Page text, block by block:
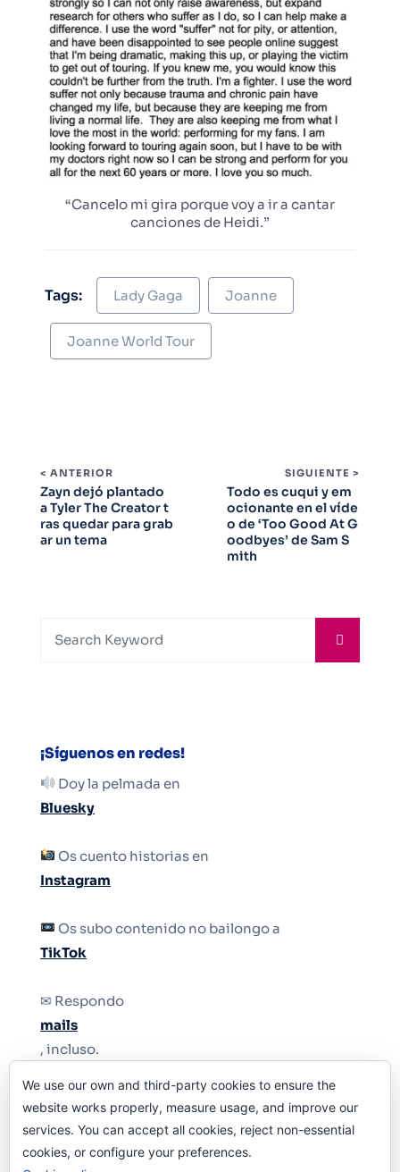
“Cancelo mi gira porque voy a ir a cantar
canciones de Heidi.”
Tags: Lady Gaga Joanne
Joanne World Tour
< ANTERIOR
Zayn dejó plantado
a Tyler The Creator t
ras quedar para grab
ar un tema
SIGUIENTE >
Todo es cuqui y em
ocionante en el víde
o de ‘Too Good At G
oodbyes’ de Sam S
mith
¡Síguenos en redes!
Doy la pelmada en
Bluesky
Os cuento historias en
Instagram
Os subo contenido no bailongo a
TikTok
✉ Respondo
mails
, incluso.
Y si una persona no puede tener teléfono, que
le quiten el teléfono.
We use our own and third-party cookies to ensure the
website works properly, measure usage, and improve our
services. You can accept all cookies, reject non-essential
cookies, or configure your preferences.